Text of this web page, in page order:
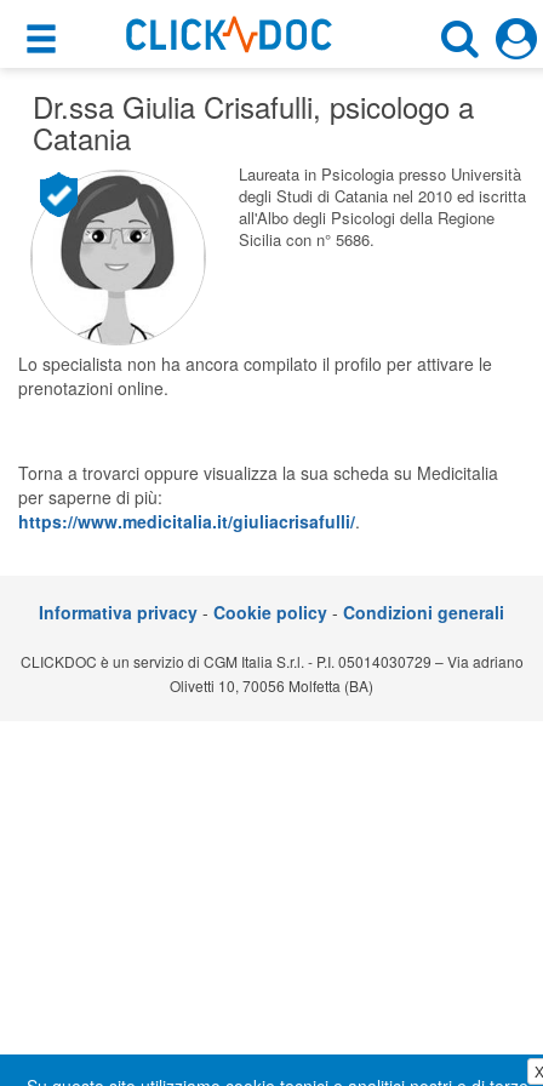
×
Motore di ricerca
×
Psicologo
Catania (CT)
Cosa possiamo offrirti
Per i pazienti
Prenota una visita
Ricerca specialisti
Consulti online
(su medicitalia.it)
Prenotazioni online
Planner e rubrica in cloud
Teleconsulto
Dr.ssa Giulia Crisafulli, psicologo a
Catania
Laureata in Psicologia presso Università
degli Studi di Catania nel 2010 ed iscritta
all'Albo degli Psicologi della Regione
Sicilia con n° 5686.
Lo specialista non ha ancora compilato il profilo per attivare le
prenotazioni online.
Torna a trovarci oppure visualizza la sua scheda su Medicitalia
per saperne di più:
https://www.medicitalia.it/giuliacrisafulli/.
X
Informativa privacy - Cookie policy - Condizioni generali
CLICKDOC è un servizio di CGM Italia S.r.l. - P.I. 05014030729 – Via adriano
Olivetti 10, 70056 Molfetta (BA)